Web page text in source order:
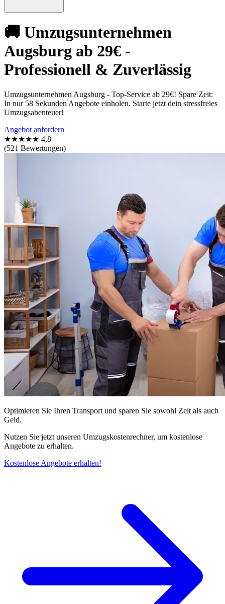
🚚 Umzugsunternehmen
Augsburg ab 29€ -
Professionell & Zuverlässig
Umzugsunternehmen Augsburg - Top-Service ab 29€! Spare Zeit:
In nur 58 Sekunden Angebote einholen. Starte jetzt dein stressfreies
Umzugsabenteuer!
Angebot anfordern
★★★★★ 4,8
(521 Bewertungen)
Optimieren Sie Ihren Transport und sparen Sie sowohl Zeit als auch
Geld.
Nutzen Sie jetzt unseren Umzugskostenrechner, um kostenlose
Angebote zu erhalten.
Kostenlose Angebote erhalten!